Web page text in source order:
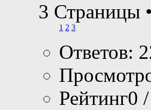
3 Страницы •
1 2 3
Ответов:
Рейтинг0